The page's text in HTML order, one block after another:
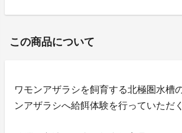
この商品について
ワモンアザラシを飼育する北極圏水槽
ンアザラシへ給餌体験を行っていただ